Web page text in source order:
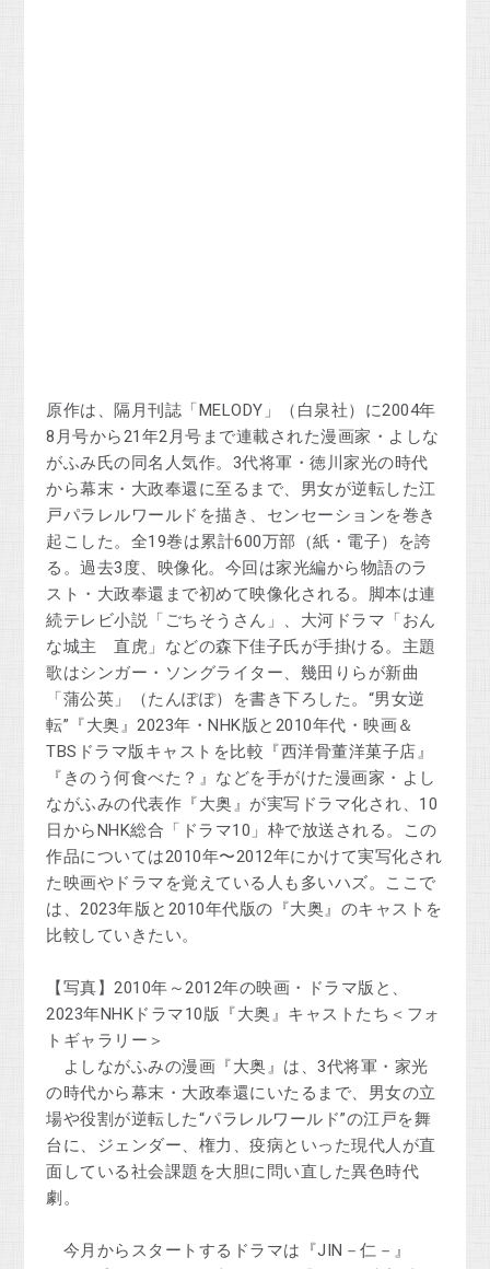
原作は、隔月刊誌「MELODY」（白泉社）に2004年
8月号から21年2月号まで連載された漫画家・よしな
がふみ氏の同名人気作。3代将軍・徳川家光の時代
から幕末・大政奉還に至るまで、男女が逆転した江
戸パラレルワールドを描き、センセーションを巻き
起こした。全19巻は累計600万部（紙・電子）を誇
る。過去3度、映像化。今回は家光編から物語のラ
スト・大政奉還まで初めて映像化される。脚本は連
続テレビ小説「ごちそうさん」、大河ドラマ「おん
な城主 直虎」などの森下佳子氏が手掛ける。主題
歌はシンガー・ソングライター、幾田りらが新曲
「蒲公英」（たんぽぽ）を書き下ろした。“男女逆
転”『大奥』2023年・NHK版と2010年代・映画＆
TBSドラマ版キャストを比較『西洋骨董洋菓子店』
『きのう何食べた？』などを手がけた漫画家・よし
ながふみの代表作『大奥』が実写ドラマ化され、10
日からNHK総合「ドラマ10」枠で放送される。この
作品については2010年〜2012年にかけて実写化され
た映画やドラマを覚えている人も多いハズ。ここで
は、2023年版と2010年代版の『大奥』のキャストを
比較していきたい。
【写真】2010年～2012年の映画・ドラマ版と、
2023年NHKドラマ10版『大奥』キャストたち＜フォ
トギャラリー＞
よしながふみの漫画『大奥』は、3代将軍・家光
の時代から幕末・大政奉還にいたるまで、男女の立
場や役割が逆転した“パラレルワールド”の江戸を舞
台に、ジェンダー、権力、疫病といった現代人が直
面している社会課題を大胆に問い直した異色時代
劇。
今月からスタートするドラマは『JIN－仁－』